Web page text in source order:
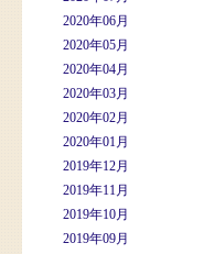
2020年06月
2020年05月
2020年04月
2020年03月
2020年02月
2020年01月
2019年12月
2019年11月
2019年10月
2019年09月